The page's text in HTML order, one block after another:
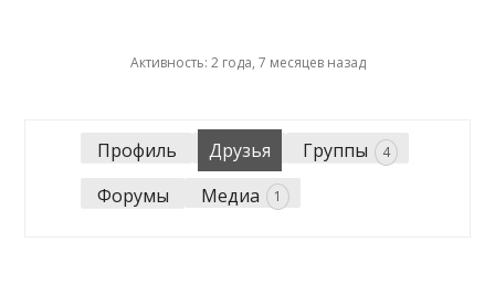
Активность: 2 года, 7 месяцев назад
Профиль Друзья Группы 4
Форумы Медиа 1